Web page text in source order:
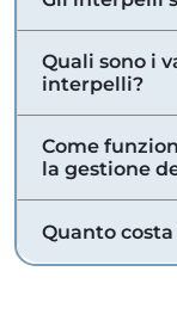
Quali sono i
interpelli?
Come
la gestione
Quanto